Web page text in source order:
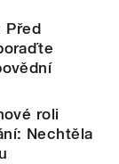
Před
roli
Nechtěla